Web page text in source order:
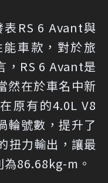
RS 6 Avant與
車款，對於旅
，RS 6 Avant是
然在於車名中新
原有的4.0L V8
輪號數，提升了
扭力輸出，讓最
86.68kg-m。